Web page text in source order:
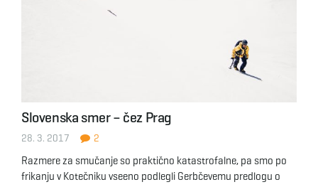
Slovenska smer – čez Prag
28. 3. 2017 2
Razmere za smučanje so praktično katastrofalne, pa smo po
frikanju v Kotečniku vseeno podlegli Gerbčevemu predlogu o